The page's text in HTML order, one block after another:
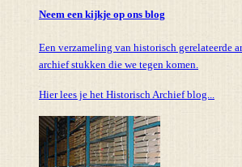
Neem een kijkje op ons blog
Een verzameling van historisch gerelateerde
archief stukken die we tegen komen.
Hier lees je het Historisch Archief blog...